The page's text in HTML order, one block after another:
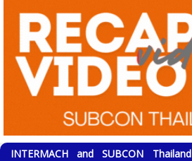
INTERMACH andSUBCON Thailand